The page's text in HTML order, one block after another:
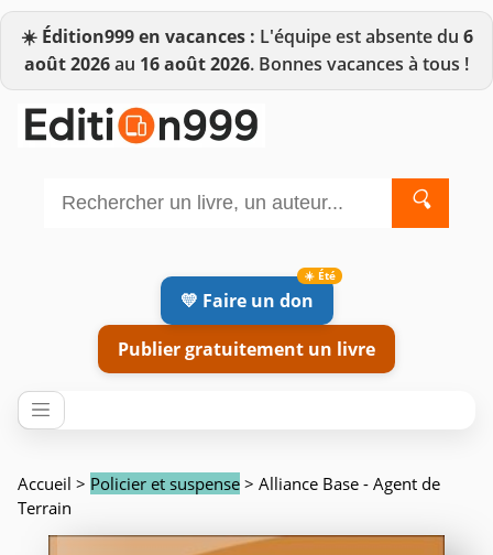
☀️ Édition999 en vacances : L'équipe est absente du 6
août 2026au 16 août 2026. Bonnes vacances à tous !
🔍
💛 Faire un don
Publier gratuitement un livre
Accueil > Policier et suspense > Alliance Base - Agent de
Terrain